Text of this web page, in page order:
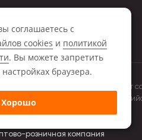
на то, что данный интернет
437 (2) Гражданского кодекса
розничная компания
соглашаетесь с
cookies и политикой
. Вы можете запретить
браузера.
Хорошо